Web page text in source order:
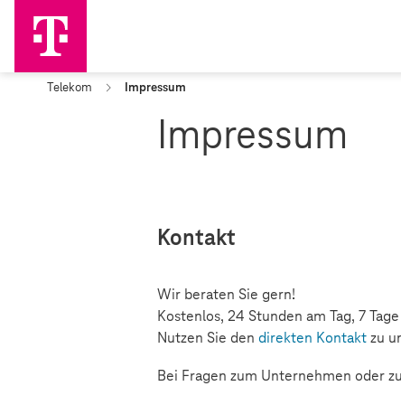
Telekom Impressum
Impressum
Kontakt
Wir beraten Sie gern!
Kostenlos, 24 Stunden am Tag, 7
Nutzen Sie den direkten Kontaktzu
Bei Fragen zum Unternehmen oder